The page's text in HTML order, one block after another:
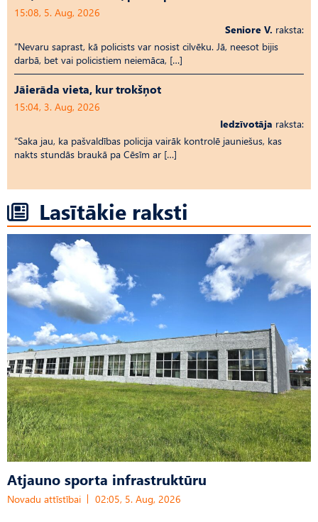
15:08, 5. Aug, 2026
Seniore V. raksta:
“Nevaru saprast, kā policists var nosist cilvēku. Jā, neesot bijis
darbā, bet vai policistiem neiemāca, […]
Jāierāda vieta, kur trokšņot
15:04, 3. Aug, 2026
Iedzīvotāja raksta:
“Saka jau, ka pašvaldības policija vairāk kontrolē jauniešus, kas
nakts stundās braukā pa Cēsīm ar […]
Lasītākie raksti
Atjauno sporta infrastruktūru
Novadu attīstībai 02:05, 5. Aug, 2026